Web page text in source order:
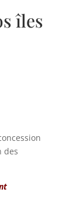
îles
des